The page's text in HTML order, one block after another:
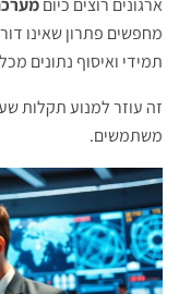
ארגונים רוצים כיום
מחפשים פתרון שאינו
תמידי ואיסוף נתונים
זה עוזר למנוע תקלות
משתמשים.